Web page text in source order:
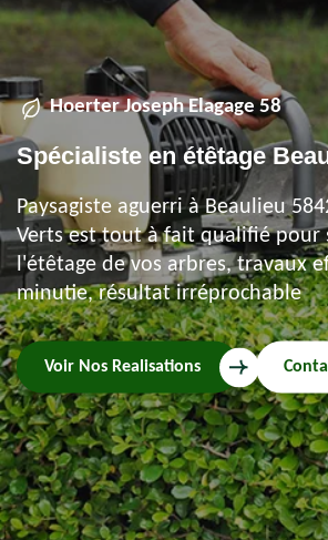
Hoerter Joseph Elagage 58
Spécialiste en étêtage
Paysagiste aguerri à Beaulieu
Verts est tout à fait qualifié pour
l'étêtage de vos arbres, travaux
minutie, résultat irréprochable
Voir Nos Realisations